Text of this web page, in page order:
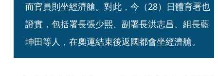
而官員則坐經濟艙。對此，今（28）日體育署也
證實，包括署長張少熙、副署長洪志昌、組長藍
坤田等人，在奧運結束後返國都會坐經濟艙。